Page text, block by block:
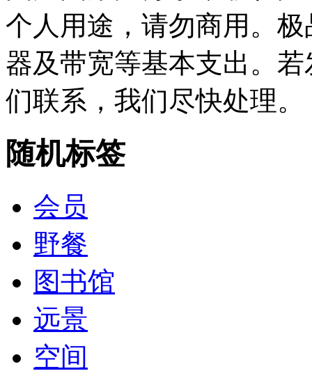
个人用途，请勿商用。
器及带宽等基本支出。
们联系，我们尽快处理。
随机标签
会员
野餐
图书馆
远景
空间